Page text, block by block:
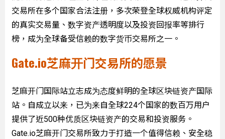
交易所在多个国家合法注册，多次荣登全球权威机构评定
的真实交易量、数字资产透明度以及投资回报率等排行
榜，成为全球备受信赖的数字货币交易所之一。
Gate.io芝麻开门交易所的愿景
芝麻开门国际站立志成为态度鲜明的全球区块链资产国际
站。自成立以来，已为来自全球224个国家的数百万用户
提供了近500种优质区块链资产的交易和投资服务。
Gate.io芝麻开门交易所致力于打造一个值得信赖、安全稳